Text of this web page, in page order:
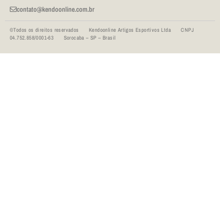
contato@kendoonline.com.br
©Todos os direitos reservados Kendoonline Artigos Esportivos Ltda CNPJ
04.752.858/0001-63 Sorocaba – SP – Brasil